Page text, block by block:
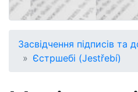
Засвідчення підписів та
Єстршебі (Jestřebí)